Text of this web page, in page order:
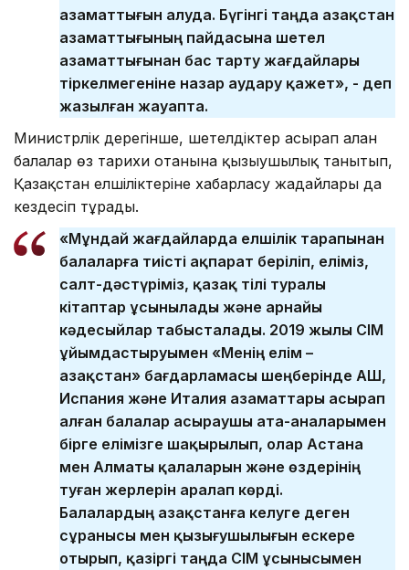
азаматтығын алуда. Бүгінгі таңда Қазақстан
азаматтығының пайдасына шетел
азаматтығынан бас тарту жағдайлары
тіркелмегеніне назар аудару қажет», - деп
жазылған жауапта.
Министрлік дерегінше, шетелдіктер асырап алған
балалар өз тарихи отанына қызығушылық танытып,
Қазақстан елшіліктеріне хабарласу жағдайлары да
кездесіп тұрады.
«Мұндай жағдайларда елшілік тарапынан
балаларға тиісті ақпарат беріліп, еліміз,
салт-дәстүріміз, қазақ тілі туралы
кітаптар ұсынылады және арнайы
кәдесыйлар табысталады. 2019 жылы СІМ
ұйымдастыруымен «Менің елім –
Қазақстан» бағдарламасы шеңберінде АҚШ,
Испания және Италия азаматтары асырап
алған балалар асыраушы ата-аналарымен
бірге елімізге шақырылып, олар Астана
мен Алматы қалаларын және өздерінің
туған жерлерін аралап көрді.
Балалардың Қазақстанға келуге деген
сұранысы мен қызығушылығын ескере
отырып, қазіргі таңда СІМ ұсынысымен